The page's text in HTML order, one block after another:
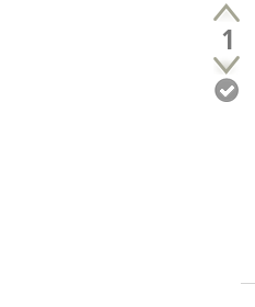
1